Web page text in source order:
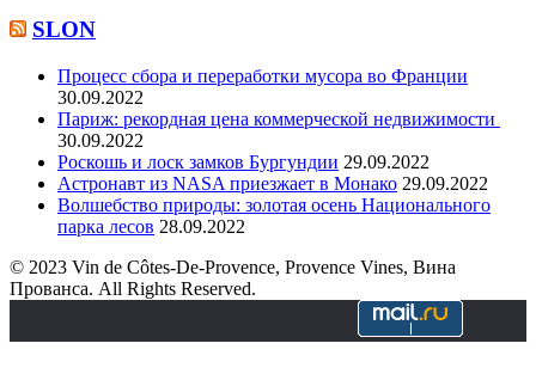
SLON
Процесс сбора и переработки мусора во Франции
30.09.2022
Париж: рекордная цена коммерческой недвижимости
30.09.2022
Роскошь и лоск замков Бургундии 29.09.2022
Астронавт из NASA приезжает в Монако 29.09.2022
Волшебство природы: золотая осень Национального
парка лесов 28.09.2022
© 2023 Vin de Côtes-De-Provence, Provence Vines, Вина
Прованса. All Rights Reserved.